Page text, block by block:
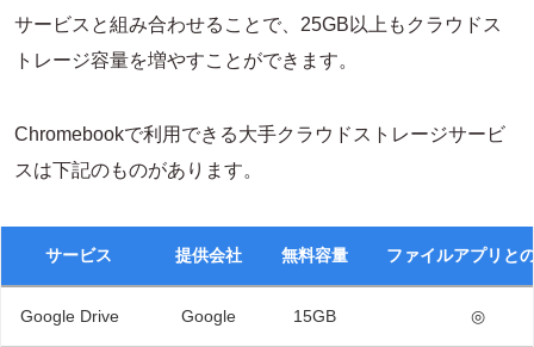
サービスと組み合わせることで、25GB以上もクラウドス
トレージ容量を増やすことができます。
Chromebookで利用できる大手クラウドストレージサービ
スは下記のものがあります。
サービス 提供会社 無料容量 ファイルアプリと
Google Drive Google 15GB ◎